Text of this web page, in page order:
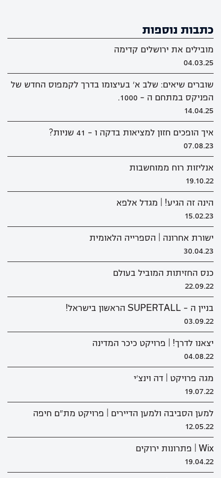
כתבות נוספות
מובילים את ירושלים קדימה
04.03.25
שוברים שיאים: שלב א' בעיצומו בדרך לקמפוס החדש של
הפניקס במתחם ה - 1000.
14.04.25
איך הופכים חזון למציאות בדקה ו - 41 שניות?
07.08.23
אנליזות רוח ממוחשבות
19.10.22
הינה זה הגיע! | מגדל אלפא
15.02.23
ישורת אחרונה | הספרייה הלאומית
30.04.23
כנס החזיתות המוביל בעולם
22.09.22
בניין ה - SUPERTALL הראשון בישראל!
03.09.22
יצאנו לדרך! | פרויקט כיכר המדינה
04.08.22
מגה פרויקט | דה וינצ'י
19.07.22
למען הסביבה ולמען הדיירים | פרויקט מת"ם חיפה
12.05.22
Wix | פתרונות ירוקים
19.04.22